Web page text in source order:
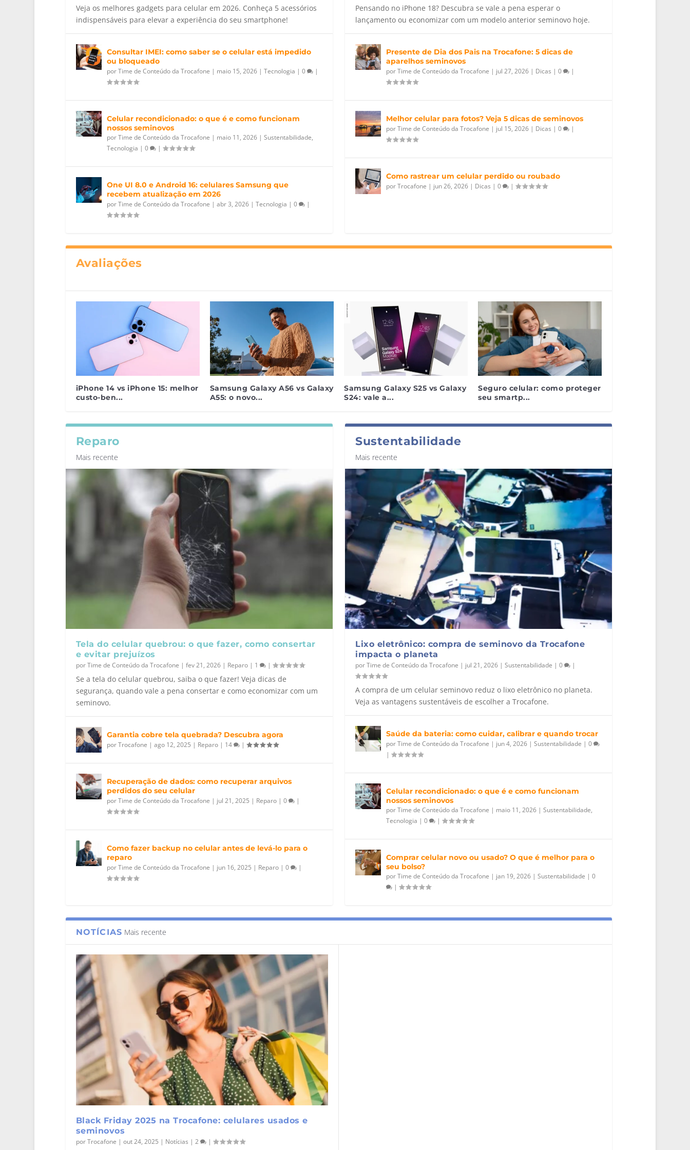
Veja os melhores gadgets para celular em 2026. Conheça 5 acessórios
indispensáveis para elevar a experiência do seu smartphone!
Consultar IMEI: como saber se o celular está impedido
ou bloqueado
porTime de Conteúdo da Trocafone | maio 15, 2026| Tecnologia | 0 |
Celular recondicionado: o que é e como funcionam
nossos seminovos
porTime de Conteúdo da Trocafone | maio 11, 2026| Sustentabilidade,
Tecnologia | 0 |
One UI 8.0 e Android 16: celulares Samsung que
recebem atualização em 2026
porTime de Conteúdo da Trocafone | abr 3, 2026| Tecnologia | 0 |
Pensando no iPhone 18? Descubra se vale a pena esperar o
lançamento ou economizar com um modelo anterior seminovo hoje.
Presente de Dia dos Pais na Trocafone: 5 dicas de
aparelhos seminovos
porTime de Conteúdo da Trocafone | jul 27, 2026 | Dicas | 0 |
Melhor celular para fotos? Veja 5 dicas de seminovos
porTime de Conteúdo da Trocafone | jul 15, 2026 | Dicas | 0 |
Como rastrear um celular perdido ou roubado
porTrocafone | jun 26, 2026 | Dicas | 0 |
Avaliações
iPhone 14 vs iPhone 15: melhor
custo-ben...
Samsung Galaxy A56 vs Galaxy
A55: o novo...
Samsung Galaxy S25 vs Galaxy
S24: vale a...
Seguro celular: como proteger
seu smartp...
Reparo
Mais recente
Tela do celular quebrou: o que fazer, como consertar
e evitar prejuízos
porTime de Conteúdo da Trocafone | fev 21, 2026| Reparo| 1 |
Se a tela do celular quebrou, saiba o que fazer! Veja dicas de
segurança, quando vale a pena consertar e como economizar com um
seminovo.
Garantia cobre tela quebrada? Descubra agora
porTrocafone | ago 12, 2025 | Reparo| 14 |
Recuperação de dados: como recuperar arquivos
perdidos do seu celular
porTime de Conteúdo da Trocafone | jul 21, 2025 | Reparo| 0 |
Como fazer backup no celular antes de levá-lo para o
reparo
porTime de Conteúdo da Trocafone | jun 16, 2025 | Reparo| 0 |
Sustentabilidade
Mais recente
Lixo eletrônico: compra de seminovo da Trocafone
impacta o planeta
porTime de Conteúdo da Trocafone | jul 21, 2026 | Sustentabilidade | 0 |
A compra de um celular seminovo reduz o lixo eletrônico no planeta.
Veja as vantagens sustentáveis de escolher a Trocafone.
Saúde da bateria: como cuidar, calibrar e quando trocar
porTime de Conteúdo da Trocafone | jun 4, 2026 | Sustentabilidade | 0
|
Celular recondicionado: o que é e como funcionam
nossos seminovos
porTime de Conteúdo da Trocafone | maio 11, 2026 | Sustentabilidade,
Tecnologia | 0 |
Comprar celular novo ou usado? O que é melhor para o
seu bolso?
porTime de Conteúdo da Trocafone | jan 19, 2026 | Sustentabilidade | 0
|
NOTÍCIAS Mais recente
Black Friday 2025 na Trocafone: celulares usados e
seminovos
porTrocafone | out 24, 2025 | Notícias | 2 |